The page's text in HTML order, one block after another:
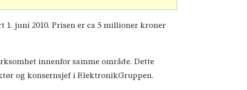
juni 2010. Prisen er ca 5 millioner kroner
innenfor samme område. Dette
og konsernsjef i ElektronikGruppen.